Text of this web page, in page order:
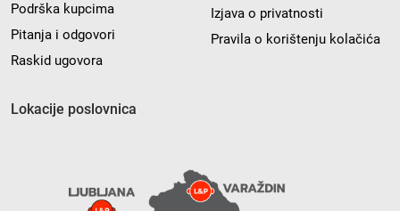
Podrška kupcima
Pitanja i odgovori
Raskid ugovora
Izjava o privatnosti
Pravila o korištenju kolačića
Lokacije poslovnica